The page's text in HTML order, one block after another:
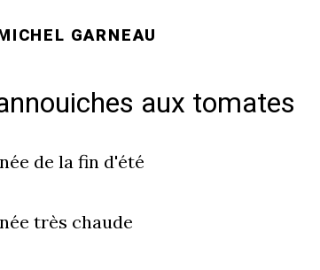
GARNEAU
aux tomates
de la fin d'été
très chaude